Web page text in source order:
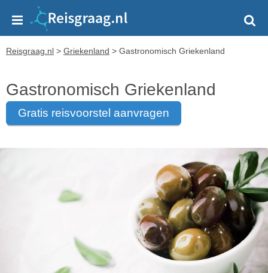
Reisgraag.nl > Griekenland > Gastronomisch Griekenland
Gastronomisch Griekenland
gratis reisvoorstel aanvragen